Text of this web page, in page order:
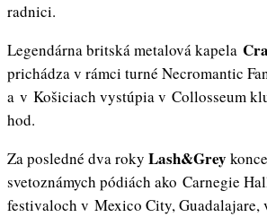
radnici.
Legendárna britská metalová kapela
prichádza v rámci turné Necromantic
a v Košiciach vystúpia v Collosseum
hod.
Za posledné dva roky Lash&Grey
svetoznámych pódiách ako Carnegie
festivaloch v Mexico City, Guadalajare,